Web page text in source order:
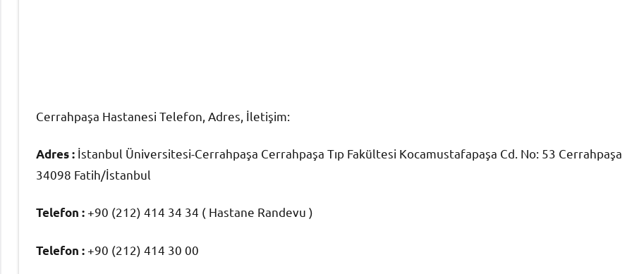
Cerrahpaşa Hastanesi Telefon, Adres, İletişim:
Adres : İstanbul Üniversitesi-Cerrahpaşa Cerrahpaşa Tıp Fakültesi Kocamustafapaşa Cd. No: 53 Cerrahpaşa
34098 Fatih/İstanbul
Telefon : +90 (212) 414 34 34 ( Hastane Randevu )
Telefon : +90 (212) 414 30 00